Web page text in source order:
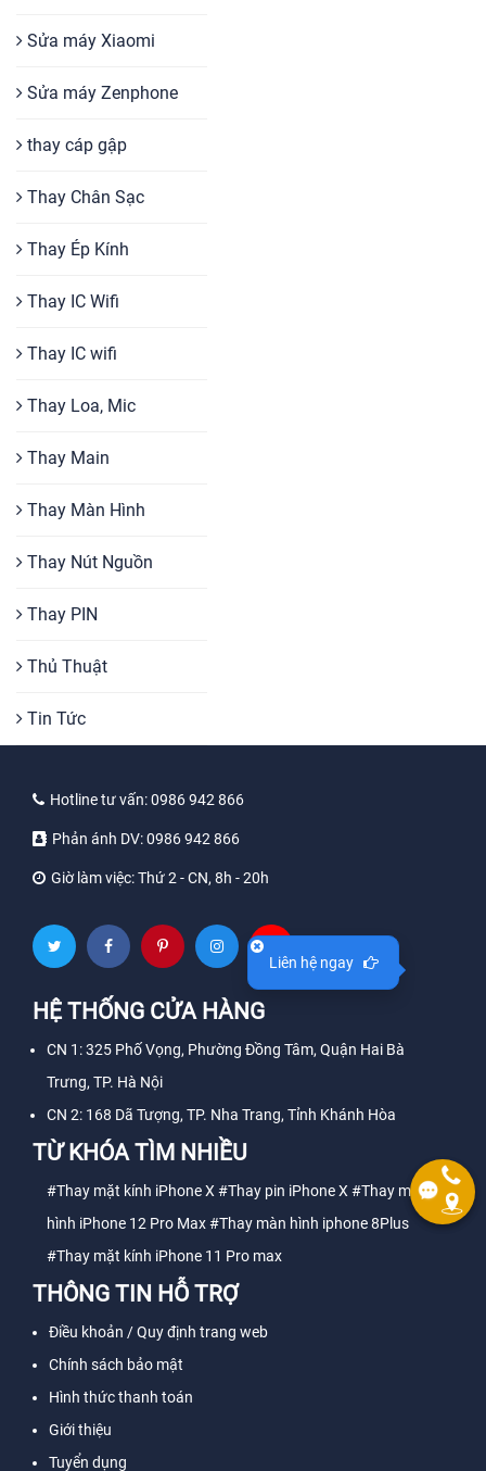
Sửa máy Xiaomi
Sửa máy Zenphone
thay cáp gập
Thay Chân Sạc
Thay Ép Kính
Thay IC Wifi
Thay IC wifi
Thay Loa, Mic
Thay Main
Thay Màn Hình
Thay Nút Nguồn
Thay PIN
Thủ Thuật
Tin Tức
Hotline tư vấn:0986 942 866
Phản ánh DV:0986 942 866
Giờ làm việc:Thứ 2 - CN, 8h - 20h
HỆ THỐNG CỬA HÀNG
CN 1: 325 Phố Vọng, Phường Đồng Tâm, Quận Hai Bà
Trưng, TP. Hà Nội
CN 2: 168 Dã Tượng, TP. Nha Trang, Tỉnh Khánh Hòa
TỪ KHÓA TÌM NHIỀU
#Thay mặt kính iPhone X #Thay pin iPhone X #Thay màn
hình iPhone 12 Pro Max#Thay màn hình iphone 8Plus
#Thay mặt kính iPhone 11 Pro max
THÔNG TIN HỖ TRỢ
Điều khoản / Quy định trang web
Chính sách bảo mật
Hình thức thanh toán
Giới thiệu
Tuyển dụng
Liên hệ ngay